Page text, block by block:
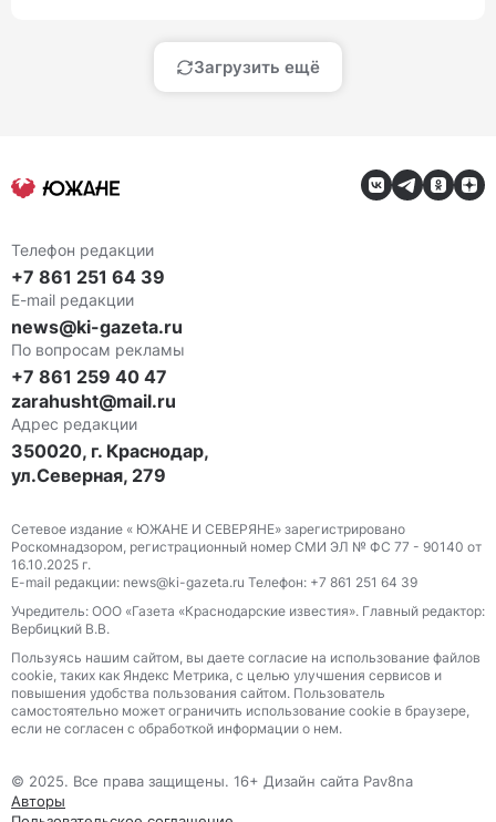
Загрузить ещё
Телефон редакции
+7 861 251 64 39
E-mail редакции
news@ki-gazeta.ru
По вопросам рекламы
+7 861 259 40 47
zarahusht@mail.ru
Адрес редакции
350020, г. Краснодар,
ул.Северная, 279
Сетевое издание « ЮЖАНЕ И СЕВЕРЯНЕ» зарегистрировано
Роскомнадзором, регистрационный номер СМИ ЭЛ № ФС 77 - 90140 от
16.10.2025 г.
E-mail редакции: news@ki-gazeta.ru Телефон: +7 861 251 64 39
Учредитель: ООО «Газета «Краснодарские известия». Главный редактор:
Вербицкий В.В.
Пользуясь нашим сайтом, вы даете согласие на использование файлов
сооkіе, таких как Яндекс Метрика, с целью улучшения сервисов и
повышения удобства пользования сайтом. Пользователь
самостоятельно может ограничить использование сооkіе в браузере,
если не согласен с обработкой информации о нем.
© 2025. Все права защищены. 16+ Дизайн сайта Pav8na
Авторы